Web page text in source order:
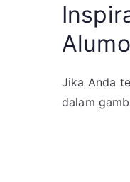
Jika Anda
dalam